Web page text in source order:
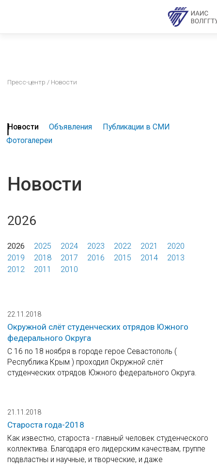
Пресс-центр / Новости
Новости Объявления
Публикации в СМИ
Фотогалереи
Новости
2026
2026 2025 2024 2023 2022 2021
2020
2019
2018 2017 2016 2015 2014
2013
2012
2011 2010
22.11.2018
Окружной слёт студенческих отрядов Южного
федерального Округа
С 16 по 18 ноября в городе герое Севастополь (
Республика Крым ) проходил Окружной слёт
студенческих отрядов Южного федерального Округа.
21.11.2018
Староста года-2018
Как известно, староста - главный человек студенческого
коллектива. Благодаря его лидерским качествам, группе
подвластны и научные, и творческие, и даже